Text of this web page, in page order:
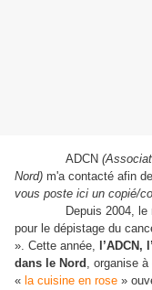
ADCN
Nord) m'a contacté afin
vous poste ici un copié/
Depuis 2004,
pour le dépistage du
». Cette année,
dans le Nord , organise
« la cuisine en rose »